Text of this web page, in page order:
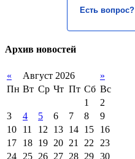
Есть вопрос?
Архив новостей
« Август 2026
»
Пн Вт Ср Чт Пт Сб Вс
1
2
3
4 5 6 7 8
9
10
11 12 13 14 15
16
17
18 19 20 21 22
23
24
25 26 27 28 29 30